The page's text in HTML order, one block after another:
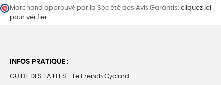
Marchand approuvé par la Société des Avis Garantis, cliquez ici
pour vérifier.
INFOS PRATIQUE :
GUIDE DES TAILLES - Le French Cyclard